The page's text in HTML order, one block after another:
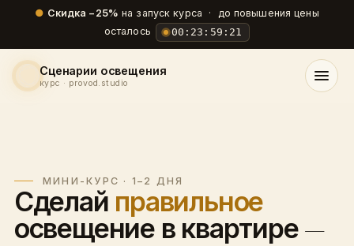
● Скидка −25% на запуск курса · до повышения цены
осталось
00 : 23 : 59 : 20
Сценарии освещения
курс · provod.studio
МИНИ-КУРС · 1–2 ДНЯ
Сделай правильное
освещение в квартире—